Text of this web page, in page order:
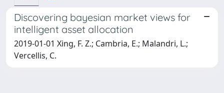
Discovering bayesian market views for
intelligent asset allocation
2019-01-01 Xing, F. Z.; Cambria, E.; Malandri, L.;
Vercellis, C.